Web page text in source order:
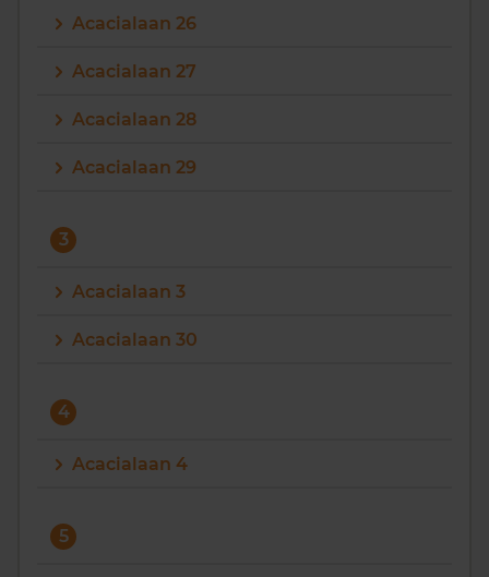
Acacialaan 26
Acacialaan 27
Acacialaan 28
Acacialaan 29
3
Acacialaan 3
Acacialaan 30
4
Acacialaan 4
5